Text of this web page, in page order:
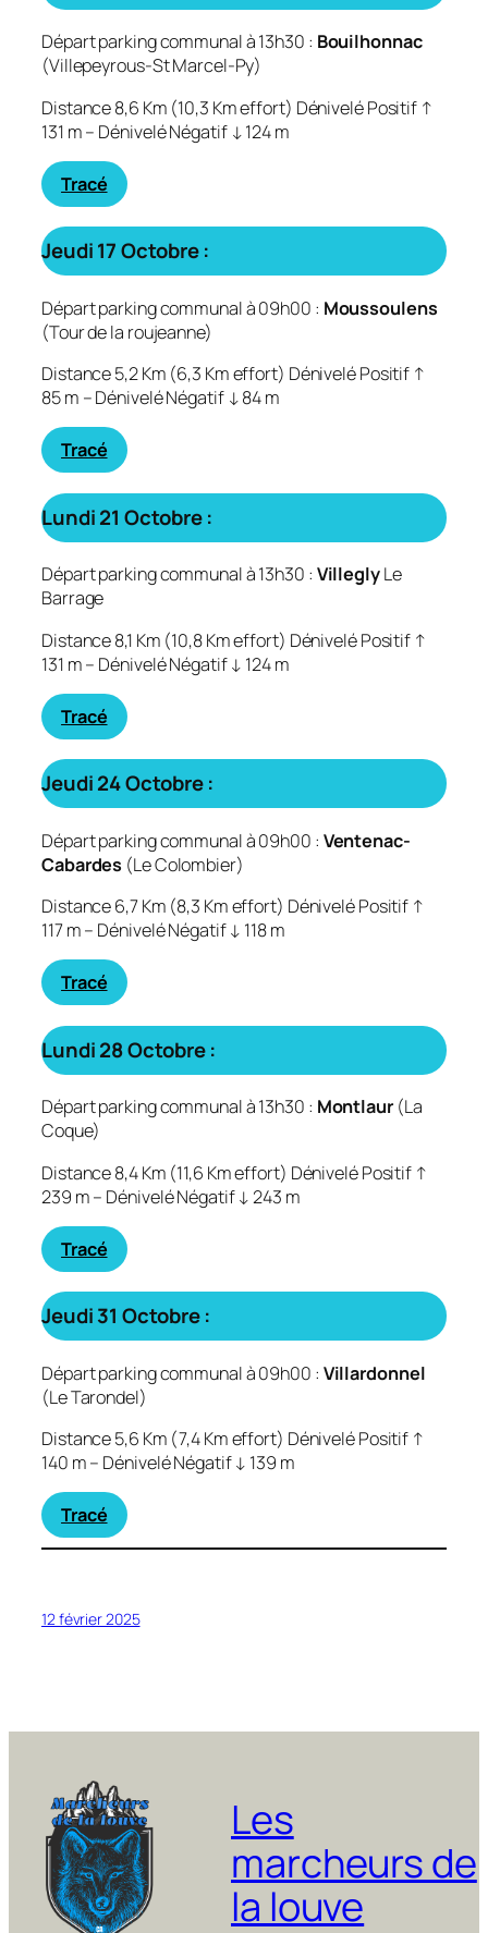
Départ parking communal à 13h30 : Bouilhonnac
(Villepeyrous-St Marcel-Py)
Distance 8,6 Km (10,3 Km effort) Dénivelé Positif ↑
131 m – Dénivelé Négatif ↓ 124 m
Tracé
Jeudi 17 Octobre :
Départ parking communal à 09h00 : Moussoulens
(Tour de la roujeanne)
Distance 5,2 Km (6,3 Km effort) Dénivelé Positif ↑
85 m – Dénivelé Négatif ↓ 84 m
Tracé
Lundi 21 Octobre :
Départ parking communal à 13h30 : VilleglyLe
Barrage
Distance 8,1 Km (10,8 Km effort) Dénivelé Positif ↑
131 m – Dénivelé Négatif ↓ 124 m
Tracé
Jeudi 24 Octobre :
Départ parking communal à 09h00 : Ventenac-
Cabardes (Le Colombier)
Distance 6,7 Km (8,3 Km effort) Dénivelé Positif ↑
117 m – Dénivelé Négatif ↓ 118 m
Tracé
Lundi 28 Octobre :
Départ parking communal à 13h30 : Montlaur(La
Coque)
Distance 8,4 Km (11,6 Km effort) Dénivelé Positif ↑
239 m – Dénivelé Négatif ↓ 243 m
Tracé
Jeudi 31 Octobre :
Départ parking communal à 09h00 : Villardonnel
(Le Tarondel)
Distance 5,6 Km (7,4 Km effort) Dénivelé Positif ↑
140 m – Dénivelé Négatif ↓ 139 m
Tracé
12 février 2025
Les
marcheurs de
la louve